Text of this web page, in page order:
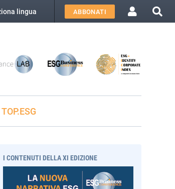
lingua ABBONATI
TOP.ESG
I CONTENUTI DELLA XI EDIZIONE